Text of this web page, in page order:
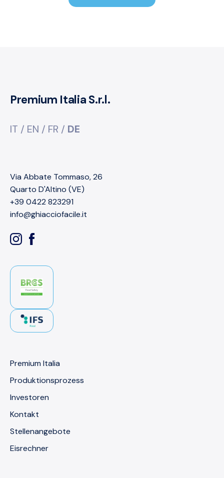
Premium Italia S.r.l.
IT / EN / FR / DE
Via Abbate Tommaso, 26
Quarto D'Altino (VE)
+39 0422 823291
info@ghiacciofacile.it
Premium Italia
Produktionsprozess
Investoren
Kontakt
Stellenangebote
Eisrechner